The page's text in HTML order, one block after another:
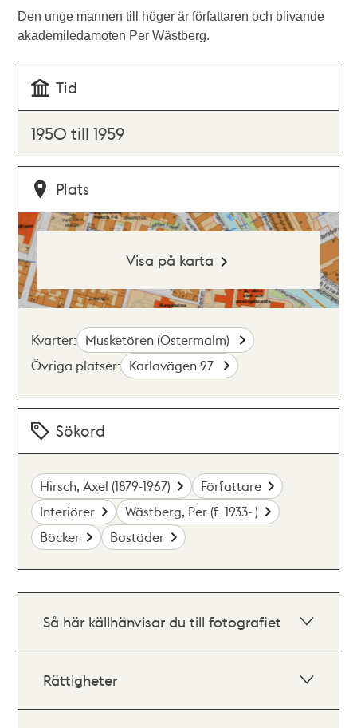
Den unge mannen till höger är författaren och blivande
akademiledamoten Per Wästberg.
Tid
1950 till 1959
Plats
Visa på karta
Kvarter: Musketören (Östermalm)
Övriga platser: Karlavägen 97
Sökord
Hirsch, Axel (1879-1967)
Författare
Interiörer
Wästberg, Per (f. 1933- )
Böcker
Bostäder
Så här källhänvisar du till fotografiet
Rättigheter